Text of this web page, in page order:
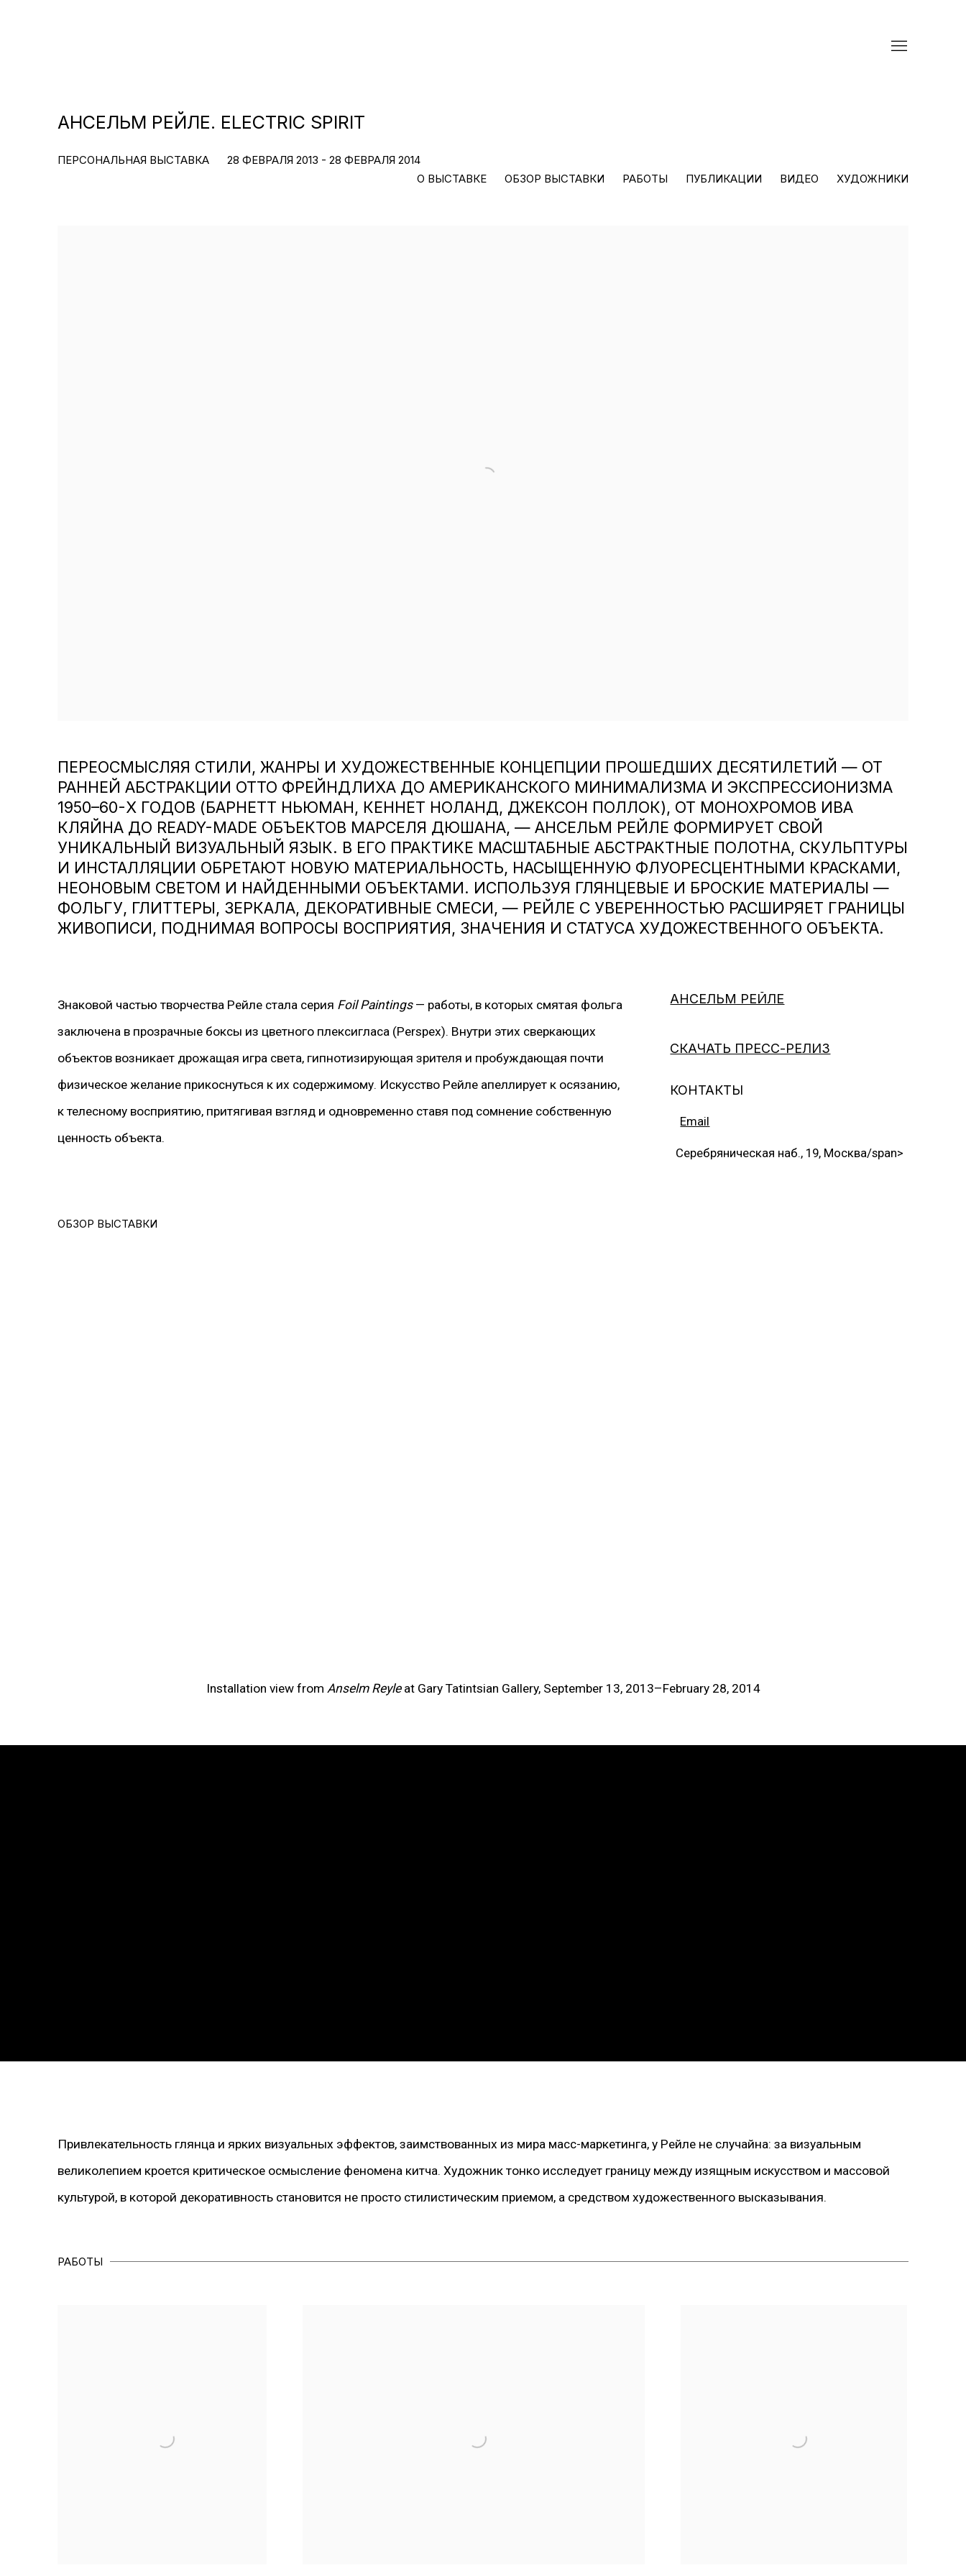
АНСЕЛЬМ РЕЙЛЕ. ELECTRIC SPIRIT
ПЕРСОНАЛЬНАЯ ВЫСТАВКА
28 ФЕВРАЛЯ 2013 - 28 ФЕВРАЛЯ 2014
О ВЫСТАВКЕ
ОБЗОР ВЫСТАВКИ РАБОТЫ ПУБЛИКАЦИИ ВИДЕО ХУДОЖНИКИ
ПЕРЕОСМЫСЛЯЯ СТИЛИ, ЖАНРЫ И ХУДОЖЕСТВЕННЫЕ КОНЦЕПЦИИ ПРОШЕДШИХ ДЕСЯТИЛЕТИЙ — ОТ
РАННЕЙ АБСТРАКЦИИ ОТТО ФРЕЙНДЛИХА ДО АМЕРИКАНСКОГО МИНИМАЛИЗМА И ЭКСПРЕССИОНИЗМА
1950–60-Х ГОДОВ (БАРНЕТТ НЬЮМАН, КЕННЕТ НОЛАНД, ДЖЕКСОН ПОЛЛОК), ОТ МОНОХРОМОВ ИВА
КЛЯЙНА ДО READY-MADE ОБЪЕКТОВ МАРСЕЛЯ ДЮШАНА, — АНСЕЛЬМ РЕЙЛЕ ФОРМИРУЕТ СВОЙ
УНИКАЛЬНЫЙ ВИЗУАЛЬНЫЙ ЯЗЫК. В ЕГО ПРАКТИКЕ МАСШТАБНЫЕ АБСТРАКТНЫЕ ПОЛОТНА, СКУЛЬПТУРЫ
И ИНСТАЛЛЯЦИИ ОБРЕТАЮТ НОВУЮ МАТЕРИАЛЬНОСТЬ, НАСЫЩЕННУЮ ФЛУОРЕСЦЕНТНЫМИ КРАСКАМИ,
НЕОНОВЫМ СВЕТОМ И НАЙДЕННЫМИ ОБЪЕКТАМИ. ИСПОЛЬЗУЯ ГЛЯНЦЕВЫЕ И БРОСКИЕ МАТЕРИАЛЫ —
ФОЛЬГУ, ГЛИТТЕРЫ, ЗЕРКАЛА, ДЕКОРАТИВНЫЕ СМЕСИ, — РЕЙЛЕ С УВЕРЕННОСТЬЮ РАСШИРЯЕТ ГРАНИЦЫ
ЖИВОПИСИ, ПОДНИМАЯ ВОПРОСЫ ВОСПРИЯТИЯ, ЗНАЧЕНИЯ И СТАТУСА ХУДОЖЕСТВЕННОГО ОБЪЕКТА.
АНСЕЛЬМ РЕЙЛЕ
СКАЧАТЬ ПРЕСС-РЕЛИЗ
КОНТАКТЫ
Email
Серебряническая наб., 19, Москва/span>
Знаковой частью творчества Рейле стала серия Foil Paintings — работы, в которых смятая фольга
заключена в прозрачные боксы из цветного плексигласа (Perspex). Внутри этих сверкающих
объектов возникает дрожащая игра света, гипнотизирующая зрителя и пробуждающая почти
физическое желание прикоснуться к их содержимому. Искусство Рейле апеллирует к осязанию,
к телесному восприятию, притягивая взгляд и одновременно ставя под сомнение собственную
ценность объекта.
ОБЗОР ВЫСТАВКИ
Installation view from Anselm Reyle at Gary Tatintsian Gallery, September 13, 2013–February 28, 2014
Привлекательность глянца и ярких визуальных эффектов, заимствованных из мира масс-маркетинга, у Рейле не случайна: за визуальным
великолепием кроется критическое осмысление феномена китча. Художник тонко исследует границу между изящным искусством и массовой
культурой, в которой декоративность становится не просто стилистическим приемом, а средством художественного высказывания.
РАБОТЫ